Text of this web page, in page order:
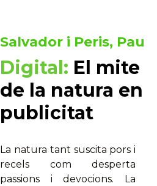
Salvador i Peris, Pau
Digital: El mite
de la natura en
publicitat
La natura tant suscita pors i
recels com desperta
passions i devocions. La